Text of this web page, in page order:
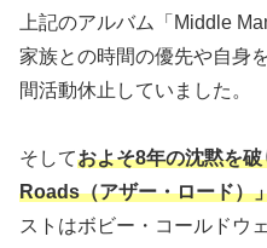
上記のアルバム「Middle
家族との時間の優先や自身
間活動休止していました。
そしておよそ8年の沈黙を
Roads（アザー・ロード）
ストはボビー・コールドウ